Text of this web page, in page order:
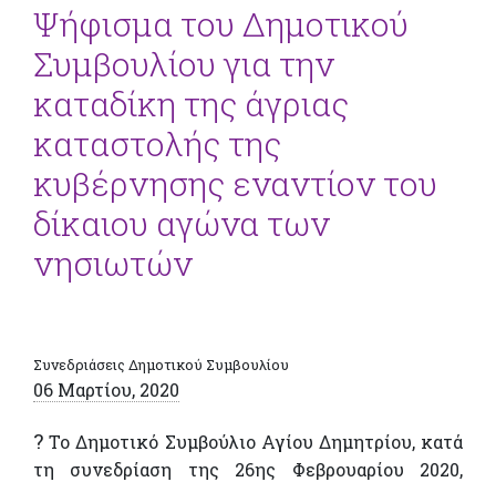
Ψήφισμα του Δημοτικού
Συμβουλίου για την
καταδίκη της άγριας
καταστολής της
κυβέρνησης εναντίον του
δίκαιου αγώνα των
νησιωτών
Συνεδριάσεις Δημοτικού Συμβουλίου
06 Μαρτίου, 2020
? Το Δημοτικό Συμβούλιο Αγίου Δημητρίου, κατά
τη συνεδρίαση της 26ης Φεβρουαρίου 2020,